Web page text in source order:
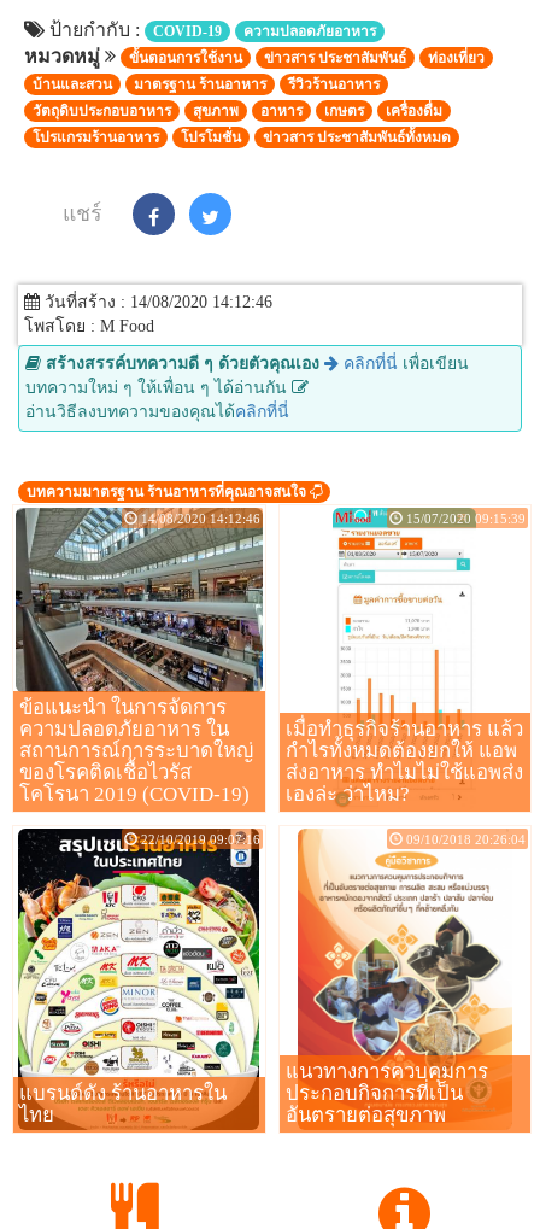
ป้ายกำกับ : COVID-19 ความปลอดภัยอาหาร
หมวดหมู่ ขั้นตอนการใช้งาน ข่าวสาร ประชาสัมพันธ์
ท่องเที่ยว
บ้านและสวน
มาตรฐาน ร้านอาหาร
รีวิวร้านอาหาร
วัตถุดิบประกอบอาหาร
สุขภาพ อาหาร เกษตร
เครื่องดื่ม
โปรแกรมร้านอาหาร
โปรโมชั่น ข่าวสาร ประชาสัมพันธ์ทั้งหมด
แชร์
วันที่สร้าง : 14/08/2020 14:12:46
โพสโดย : M Food
สร้างสรรค์บทความดี ๆ ด้วยตัวคุณเอง คลิกที่นี่ เพื่อเขียน
บทความใหม่ ๆ ให้เพื่อน ๆ ได้อ่านกัน
อ่านวิธีลงบทความของคุณได้คลิกที่นี่
บทความมาตรฐาน ร้านอาหารที่คุณอาจสนใจ
ข้อแนะนำ ในการจัดการ
ความปลอดภัยอาหาร ใน
สถานการณ์การระบาดใหญ่
ของโรคติดเชื้อไวรัส
โคโรนา 2019 (COVID-19)
14/08/2020 14:12:46
เมื่อทำธุรกิจร้านอาหาร แล้ว
กำไรทั้งหมดต้องยกให้ แอพ
ส่งอาหาร ทำไมไม่ใช้แอพส่ง
เองล่ะ ว่าไหม?
15/07/2020 09:15:39
แบรนด์ดัง ร้านอาหารใน
ไทย
22/10/2019 09:07:16
แนวทางการควบคุมการ
ประกอบกิจการที่เป็น
อันตรายต่อสุขภาพ
09/10/2018 20:26:04